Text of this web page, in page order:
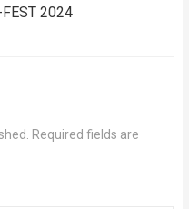
2024
Required fields are